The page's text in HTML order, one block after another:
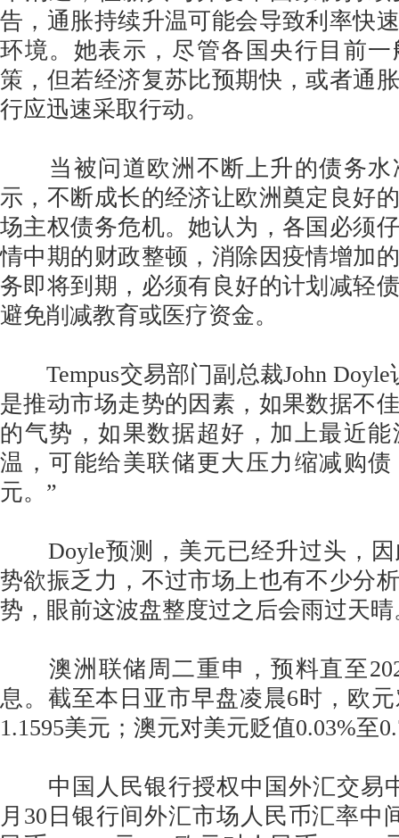
告，通胀持续升温可能会导致利率快
环境。她表示，尽管各国央行目前
策，但若经济复苏比预期快，或者通
行应迅速采取行动。
当被问道欧洲不断上升的债务水
示，不断成长的经济让欧洲奠定良好
场主权债务危机。她认为，各国必须
情中期的财政整顿，消除因疫情增加
务即将到期，必须有良好的计划减轻
避免削减教育或医疗资金。
Tempus交易部门副总裁John Doyle
是推动市场走势的因素，如果数据不
的气势，如果数据超好，加上最近
温，可能给美联储更大压力缩减购
元。”
Doyle预测，美元已经升过头，因
势欲振乏力，不过市场上也有不少分
势，眼前这波盘整度过之后会雨过天晴
澳洲联储周二重申，预料直至
息。截至本日亚市早盘凌晨6时，欧
1.1595美元；澳元对美元贬值0.03%至
中国人民银行授权中国外汇交易
月30日银行间外汇市场人民币汇率中